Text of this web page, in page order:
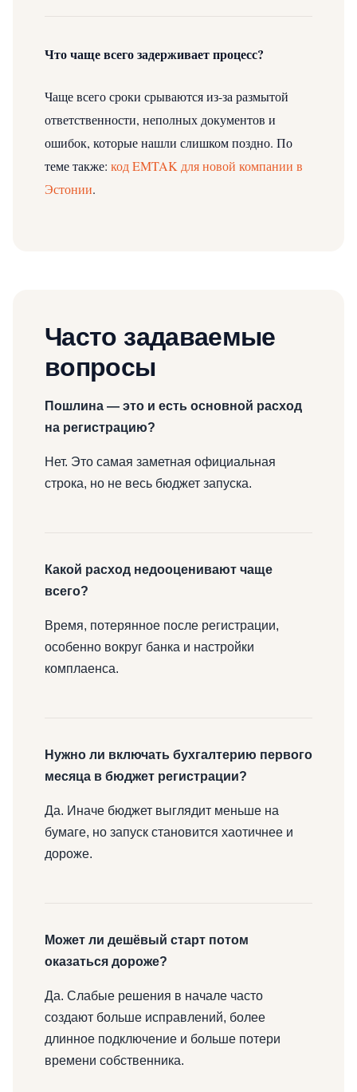
Что чаще всего задерживает процесс?
Чаще всего сроки срываются из-за размытой
ответственности, неполных документов и
ошибок, которые нашли слишком поздно. По
теме также: код EMTAK для новой компании в
Эстонии.
Часто задаваемые
вопросы
Пошлина — это и есть основной расход
на регистрацию?
Нет. Это самая заметная официальная
строка, но не весь бюджет запуска.
Какой расход недооценивают чаще
всего?
Время, потерянное после регистрации,
особенно вокруг банка и настройки
комплаенса.
Нужно ли включать бухгалтерию первого
месяца в бюджет регистрации?
Да. Иначе бюджет выглядит меньше на
бумаге, но запуск становится хаотичнее и
дороже.
Может ли дешёвый старт потом
оказаться дороже?
Да. Слабые решения в начале часто
создают больше исправлений, более
длинное подключение и больше потери
времени собственника.